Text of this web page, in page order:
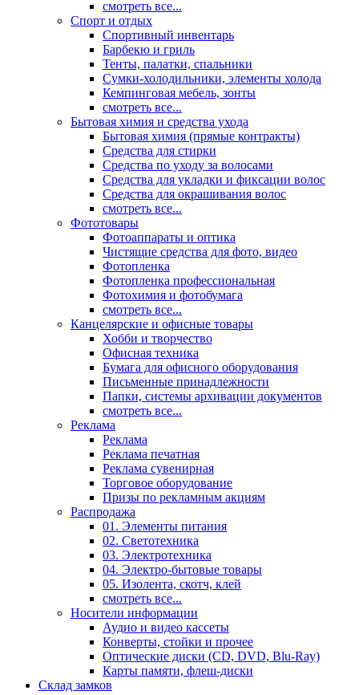
смотреть все...
Спорт и отдых
Спортивный инвентарь
Барбекю и гриль
Тенты, палатки, спальники
Сумки-холодильники, элементы холода
Кемпинговая мебель, зонты
смотреть все...
Бытовая химия и средства ухода
Бытовая химия (прямые контракты)
Средства для стирки
Средства по уходу за волосами
Средства для укладки и фиксации волос
Средства для окрашивания волос
смотреть все...
Фототовары
Фотоаппараты и оптика
Чистящие средства для фото, видео
Фотопленка
Фотопленка профессиональная
Фотохимия и фотобумага
смотреть все...
Канцелярские и офисные товары
Хобби и творчество
Офисная техника
Бумага для офисного оборудования
Письменные принадлежности
Папки, системы архивации документов
смотреть все...
Реклама
Реклама
Реклама печатная
Реклама сувенирная
Торговое оборудование
Призы по рекламным акциям
Распродажа
01. Элементы питания
02. Светотехника
03. Электротехника
04. Электро-бытовые товары
05. Изолента, скотч, клей
смотреть все...
Носители информации
Аудио и видео кассеты
Конверты, стойки и прочее
Оптические диски (CD, DVD, Blu-Ray)
Карты памяти, флеш-диски
Склад замков